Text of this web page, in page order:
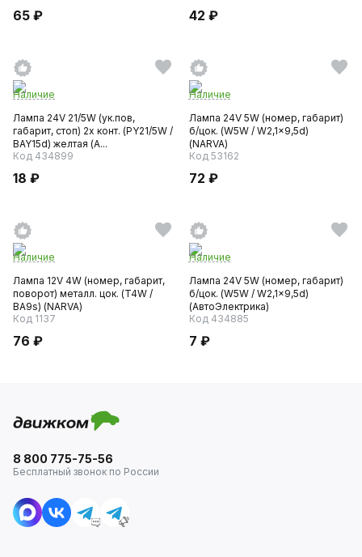
65 ₽ 42 ₽
Наличие
Лампа 24V 21/5W (ук.пов,
габарит, стоп) 2х конт. (PY21/5W /
BAY15d) желтая (А...
Код 434899
18 ₽
Наличие
Лампа 24V 5W (номер, габарит)
б/цок. (W5W / W2,1x9,5d)
(NARVA)
Код 53162
72 ₽
Наличие
Лампа 12V 4W (номер, габарит,
поворот) металл. цок. (T4W /
BA9s) (NARVA)
Код 1137
76 ₽
Наличие
Лампа 24V 5W (номер, габарит)
б/цок. (W5W / W2,1x9,5d)
(АвтоЭлектрика)
Код 434885
7 ₽
8 800 775-75-56
Бесплатный звонок по России